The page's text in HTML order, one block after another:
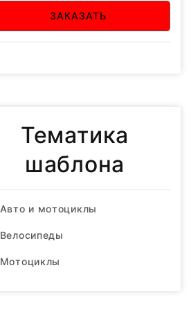
ЗАКАЗАТЬ
Тематика
шаблона
Авто и мотоциклы
Велосипеды
Мотоциклы